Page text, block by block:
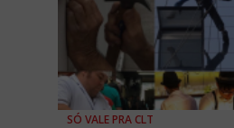
SÓ VALE PRA CLT